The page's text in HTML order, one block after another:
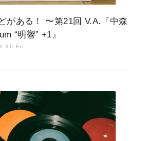
がある！ 〜第21回 V.A.『中森
“明響” +1』
Fri